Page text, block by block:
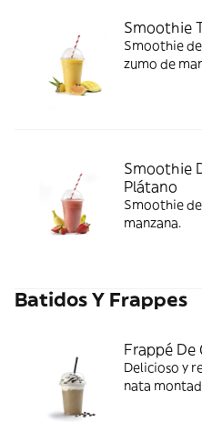
Smoothie
Smoothie
zumo de
Smoothie
Plátano
Smoothie
manzana.
Batidos Y Frappes
Frappé De
Delicioso y
nata